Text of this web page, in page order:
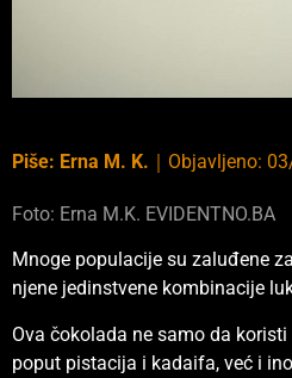
Piše: Erna M. K. ｜ Objavljeno:
Foto: Erna M.K. EVIDENTNO.BA
Mnoge populacije su zaluđene
njene jedinstvene kombinacije
Ova čokolada ne samo da
poput pistacija i kadaifa, već i